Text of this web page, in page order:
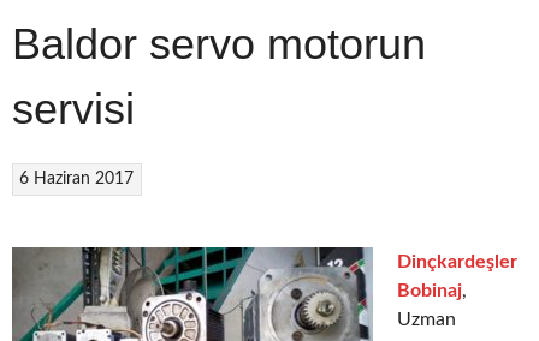
Baldor servo motorun
servisi
6 Haziran 2017
Dinçkardeşler
Bobinaj,
Uzman